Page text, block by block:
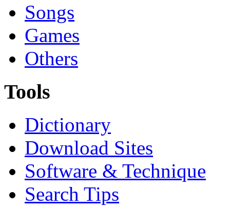
Songs
Games
Others
Tools
Dictionary
Download Sites
Software & Technique
Search Tips